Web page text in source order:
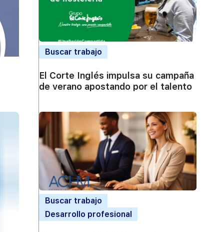
Buscar trabajo
El Corte Inglés impulsa su campaña
de verano apostando por el talento
Buscar trabajo
Desarrollo profesional